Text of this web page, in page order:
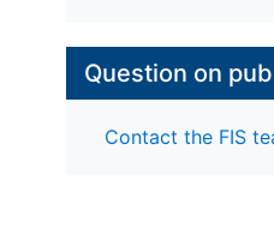
Question on
Contact the FIS